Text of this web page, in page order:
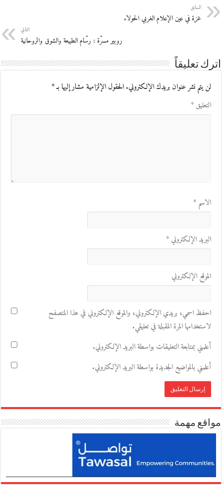
السابق
غزة في عين الإعلام الغربي الحولاء
التالي
روبير مسرّة : رسّام الطبيعة والشوق والروحانية
اترك تعليقاً
لن يتم نشر عنوان بريدك الإلكتروني.الحقول الإلزامية مشار إليها بـ*
التعليق*
الاسم*
البريد الإلكتروني*
الموقع الإلكتروني
احفظ اسمي، بريدي الإلكتروني، والموقع الإلكتروني في هذا المتصفح
لاستخدامها المرة المقبلة في تعليقي.
أعلمني بمتابعة التعليقات بواسطة البريد الإلكتروني.
أعلمني بالمواضيع الجديدة بواسطة البريد الإلكتروني.
مواقع مهمة